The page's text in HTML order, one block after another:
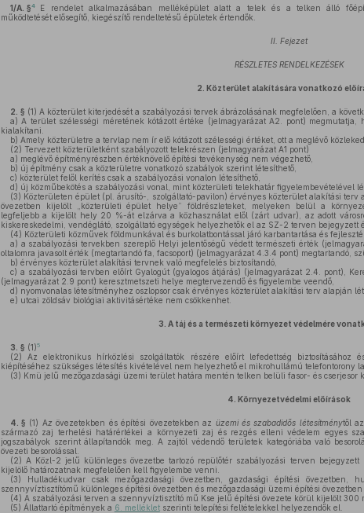
1/A. §4
E rendelet alkalmazásában melléképület alatt a telek és a telken álló
működtetését elősegítő, kiegészítő rendeltetésű épületek értendők.
II. Fejezet
RÉSZLETES RENDELKEZÉSEK
2. Közterület alakítására vonatkozó
2. § (1) A közterület kiterjedését a szabályozási tervek ábrázolásának megfelelően, a
a) A terület szélességi méretének kótázott értéke (jelmagyarázat A2. pont)
kialakítani.
b) Amely közterületre a tervlap nem ír elő kótázott szélességi értéket, ott a meglévő
(2) Tervezett közterületként szabályozott telekrészen (jelmagyarázat A1 pont)
a) meglévő építményrészben értéknövelő építési tevékenység nem végezhető,
b) új építmény csak a közterületre vonatkozó szabályok szerint létesíthető,
c) közterület felől kerítés csak a szabályozási vonalon létesíthető,
d) új közműbekötés a szabályozási vonal, mint közterületi telekhatár figyelembevételével
(3) Közterületen épület (pl. árusító-, szolgáltató-pavilon) érvényes közterület alakítási
övezetben kijelölt „közterületi épület helye” földrészleteket, melyeken belül a
legfeljebb a kijelölt hely 20 %-át elzárva a közhasználat elől (zárt udvar), az adott
kiskereskedelmi, vendéglátó, szolgáltató egységek helyezhetők el az SZ-2 terven bejegyzett
(4) Közterületi közművek földmunkával és burkolatbontással járó karbantartása és
a) a szabályozási tervekben szereplő Helyi jelentőségű védett természeti érték
oltalomra javasolt érték (megtartandó fa, facsoport) (jelmagyarázat 4.3.4 pont) megtartandó,
b) érvényes közterület alakítási tervnek való megfelelés biztosítandó,
c) a szabályozási tervben előírt Gyalogút (gyalogos átjárás) (jelmagyarázat 2.4. pont),
(jelmagyarázat 2.9 pont) keresztmetszeti helye megtervezendő és figyelembe veendő,
d) nyomvonalas létesítményhez oszlopsor csak érvényes közterület alakítási terv alapján
e) utcai zöldsáv biológiai aktivitásértéke nem csökkenhet.
3. A táj és a természeti környezet védelmére
3. § (1)5
(2) Az elektronikus hírközlési szolgáltatók részére előírt lefedettség biztosításához
kiépítéséhez szükséges létesítés kivételével nem helyezhető el mikrohullámú telefontorony
(3) Kmü jelű mezőgazdasági üzemi terület határa mentén telken belüli fasor- és cserjesor
4. Környezetvédelmi előírások
4. § (1) Azövezetekben és építési övezetekben az üzemi és szabadidős létesítménytől az
származó zaj terhelési határértékei a környezeti zaj és rezgés elleni védelem egyes
jogszabályok szerint állapítandók meg. A zajtól védendő területek kategóriába való
övezeti besorolással.
(2) A Közl-2 jelű különleges övezetbe tartozó repülőtér szabályozási terven
kijelölő határozatnak megfelelően kell figyelembe venni.
(3) Hulladékudvar csak mezőgazdasági övezetben, gazdasági építési övezetben,
szennyvíztisztítómű különleges építési övezetben és mezőgazdasági üzemi építési övezetben
(4) A szabályozási terven a szennyvíztisztító mű Kse jelű építési övezete körül kijelölt 300
(5) Állattartó építmények a 6. mellékletszerinti telepítési feltételekkel helyezendők el.